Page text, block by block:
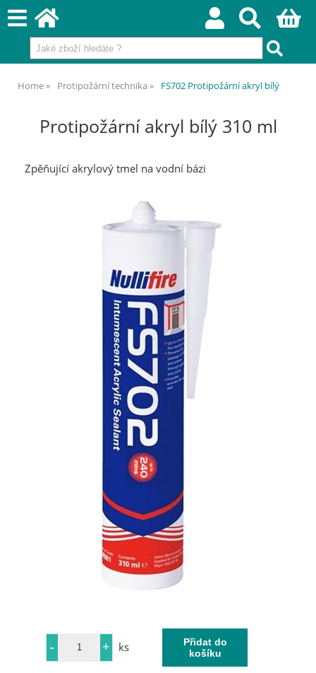
Home Protipožární technika FS702 Protipožární akryl bílý
Protipožární akryl bílý 310 ml
Zpěňující akrylový tmel na vodní bázi
ks